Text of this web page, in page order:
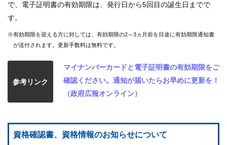
で、電子証明書の有効期限は、発行日から5回目の誕生日までで
す。
※有効期限を迎える方に対しては、有効期限の2～3ヵ月前を目途に有効期限通知書
が送付されます。更新手数料は無料です。
参考リンク
マイナンバーカードと電子証明書の有効期限をご
確認ください。通知が届いたらお早めに更新を！
（政府広報オンライン）
資格確認書、資格情報のお知らせについて